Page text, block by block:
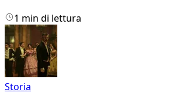
1 min di lettura
Storia